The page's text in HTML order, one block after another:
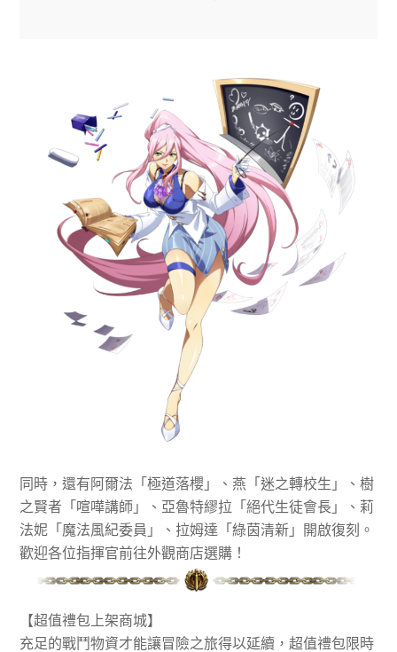
同時，還有阿爾法「極道落櫻」、燕「迷之轉校生」、樹
之賢者「喧嘩講師」、亞魯特繆拉「絕代生徒會長」、莉
法妮「魔法風紀委員」、拉姆達「綠茵清新」開啟復刻。
歡迎各位指揮官前往外觀商店選購！
【超值禮包上架商城】
充足的戰鬥物資才能讓冒險之旅得以延續，超值禮包限時